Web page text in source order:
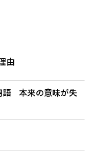
由
語 本来の意味が失